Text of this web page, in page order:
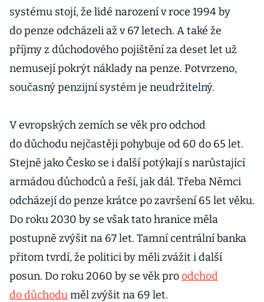
systému stojí, že lidé narození v roce 1994 by
do penze odcházeli až v 67 letech. A také že
příjmy z důchodového pojištění za deset let už
nemusejí pokrýt náklady na penze. Potvrzeno,
současný penzijní systém je neudržitelný.
V evropských zemích se věk pro odchod
do důchodu nejčastěji pohybuje od 60 do 65 let.
Stejně jako Česko se i další potýkají s narůstající
armádou důchodců a řeší, jak dál. Třeba Němci
odcházejí do penze krátce po završení 65 let věku.
Do roku 2030 by se však tato hranice měla
postupně zvýšit na 67 let. Tamní centrální banka
přitom tvrdí, že politici by měli zvážit i další
posun. Do roku 2060 by se věk proodchod
do důchoduměl zvýšit na 69 let.